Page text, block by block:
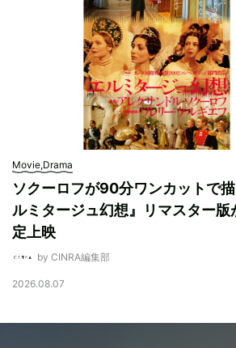
Movie,Drama
ソクーロフが90分ワンカットで
ルミタージュ幻想』リマスター版
定上映
by CINRA編集部
2026.08.07